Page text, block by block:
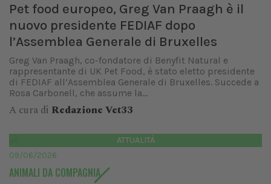
Pet food europeo, Greg Van Praagh è il
nuovo presidente FEDIAF dopo
l’Assemblea Generale di Bruxelles
Greg Van Praagh, co-fondatore di Benyfit Natural e
rappresentante di UK Pet Food, è stato eletto presidente
di FEDIAF all’Assemblea Generale di Bruxelles. Succede a
Rosa Carbonell, che assume la...
A cura di Redazione Vet33
ATTUALITÀ
09/06/2026
ANIMALI DA COMPAGNIA